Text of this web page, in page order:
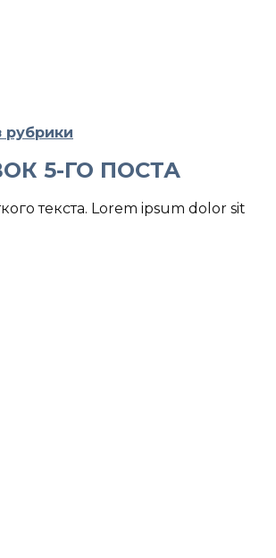
рубрики
5-ГО ПОСТА
текста. Lorem ipsum dolor sit